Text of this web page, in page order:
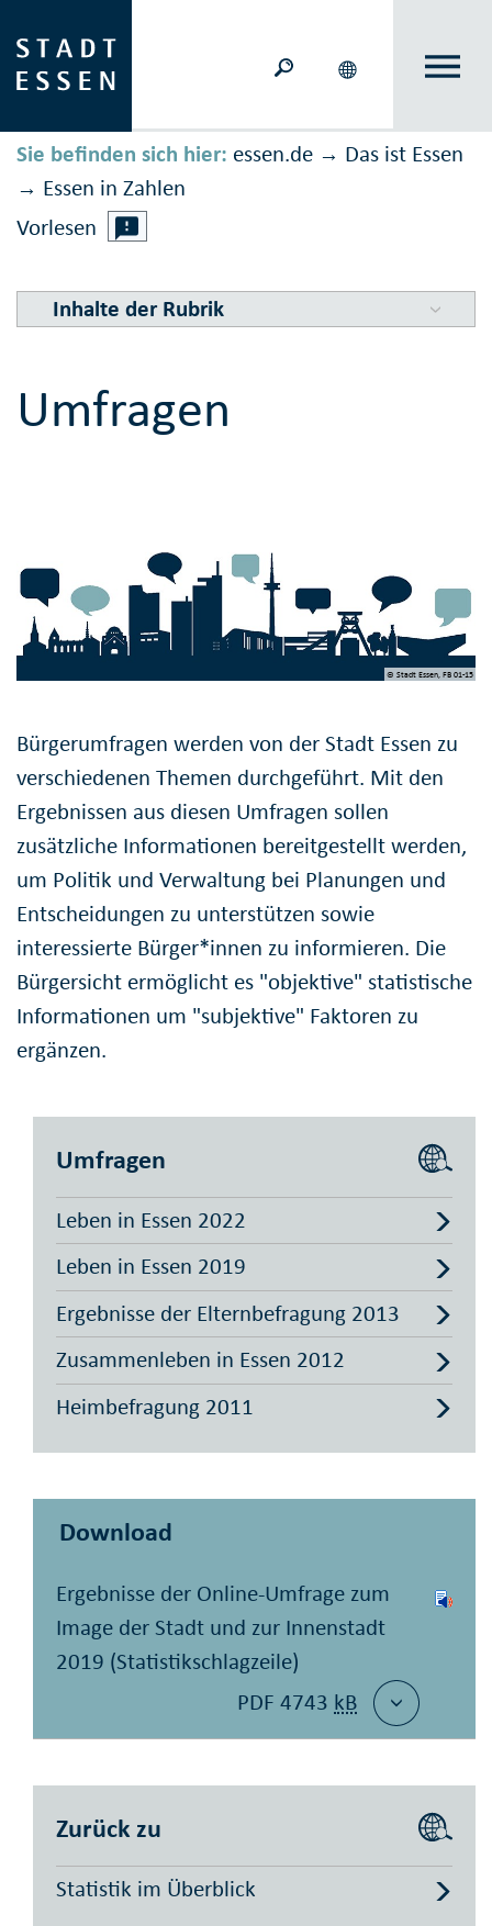
Sie befinden sich hier: essen.de → Das ist Essen
→ Essen in Zahlen
Vorlesen
Inhalte der Rubrik
Umfragen
© Stadt Essen, FB 01-15
Bürgerumfragen werden von der Stadt Essen zu
verschiedenen Themen durchgeführt. Mit den
Ergebnissen aus diesen Umfragen sollen
zusätzliche Informationen bereitgestellt werden,
um Politik und Verwaltung bei Planungen und
Entscheidungen zu unterstützen sowie
interessierte Bürger*innen zu informieren. Die
Bürgersicht ermöglicht es "objektive" statistische
Informationen um "subjektive" Faktoren zu
ergänzen.
Umfragen
Leben in Essen 2022
Leben in Essen 2019
Ergebnisse der Elternbefragung 2013
Zusammenleben in Essen 2012
Heimbefragung 2011
Download
Ergebnisse der Online-Umfrage zum
Image der Stadt und zur Innenstadt
2019 (Statistikschlagzeile)
PDF 4743 kB
Zurück zu
Statistik im Überblick